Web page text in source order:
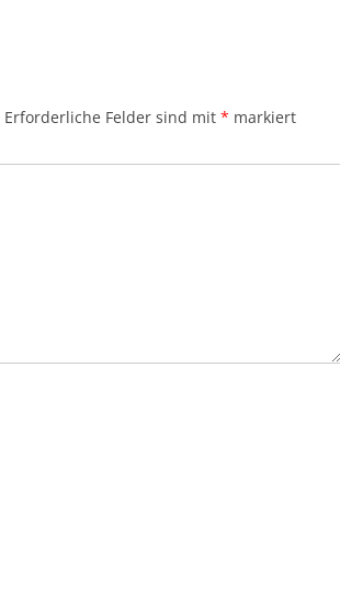
Erforderliche Felder sind mit * markiert